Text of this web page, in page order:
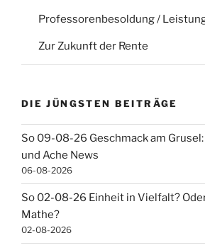
Professorenbesoldung /
Zur Zukunft der Rente
DIE JÜNGSTEN BEITRÄGE
So 09-08-26 Geschmack am Grusel:
und Ache News
06-08-2026
So 02-08-26 Einheit in Vielfalt?
Mathe?
02-08-2026